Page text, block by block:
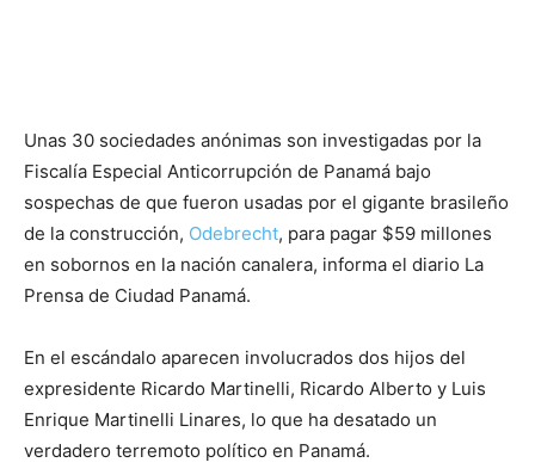
Unas 30 sociedades anónimas son investigadas por la
Fiscalía Especial Anticorrupción de Panamá bajo
sospechas de que fueron usadas por el gigante brasileño
de la construcción, Odebrecht, para pagar $59 millones
en sobornos en la nación canalera, informa el diario La
Prensa de Ciudad Panamá.
En el escándalo aparecen involucrados dos hijos del
expresidente Ricardo Martinelli, Ricardo Alberto y Luis
Enrique Martinelli Linares, lo que ha desatado un
verdadero terremoto político en Panamá.